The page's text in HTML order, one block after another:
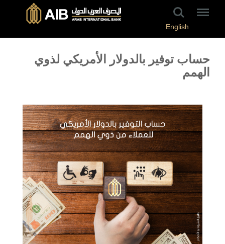
English
حساب توفير بالدولار الأمريكي لذوي
الهمم